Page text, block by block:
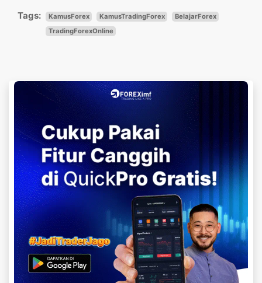
Tags: KamusForex KamusTradingForex
BelajarForex
TradingForexOnline